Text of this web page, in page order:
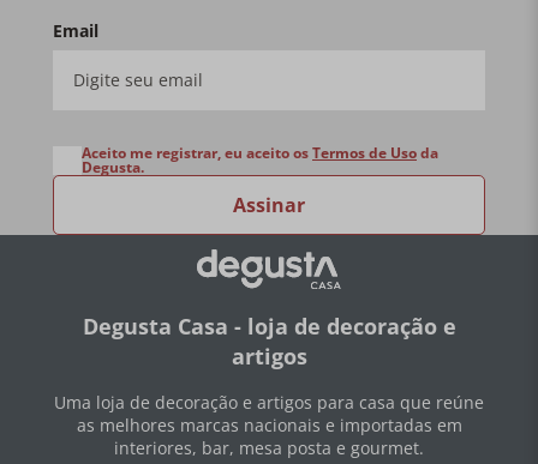
Email
Assinar
Aceito me registrar, eu aceito osTermos de Usoda
Degusta.
Degusta Casa - loja de decoração e
artigos
Uma loja de decoração e artigos para casa que reúne
as melhores marcas nacionais e importadas em
interiores, bar, mesa posta e gourmet.